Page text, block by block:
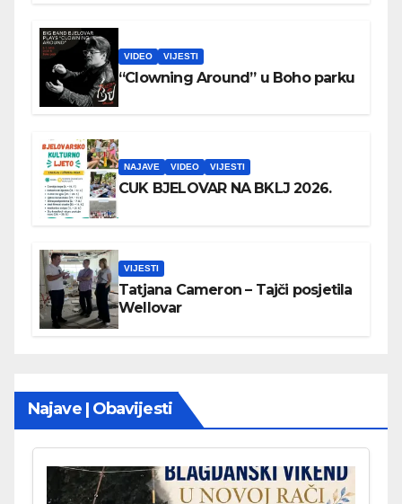
VIDEO VIJESTI
“Clowning Around” u Boho parku
NAJAVE VIDEO VIJESTI
CUK BJELOVAR NA BKLJ 2026.
VIJESTI
Tatjana Cameron – Tajči posjetila
Wellovar
Najave | Obavijesti